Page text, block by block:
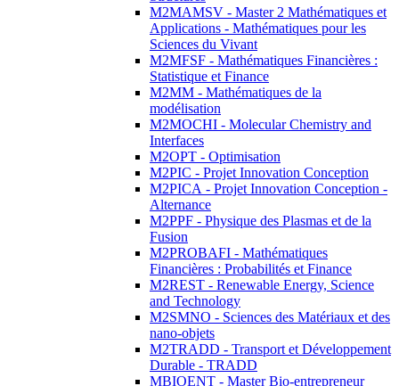
M2MAMSV - Master 2 Mathématiques et
Applications - Mathématiques pour les
Sciences du Vivant
M2MFSF - Mathématiques Financières :
Statistique et Finance
M2MM - Mathématiques de la
modélisation
M2MOCHI - Molecular Chemistry and
Interfaces
M2OPT - Optimisation
M2PIC - Projet Innovation Conception
M2PICA - Projet Innovation Conception -
Alternance
M2PPF - Physique des Plasmas et de la
Fusion
M2PROBAFI - Mathématiques
Financières : Probabilités et Finance
M2REST - Renewable Energy, Science
and Technology
M2SMNO - Sciences des Matériaux et des
nano-objets
M2TRADD - Transport et Développement
Durable - TRADD
MBIOENT - Master Bio-entrepreneur